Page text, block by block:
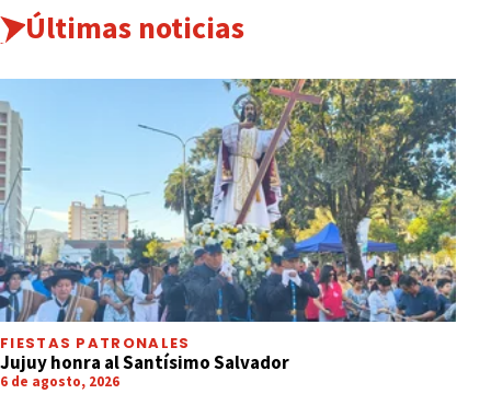
Últimas noticias
FIESTAS PATRONALES
Jujuy honra al Santísimo Salvador
6 de agosto, 2026